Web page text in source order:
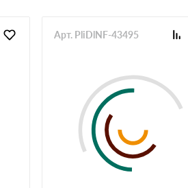
Арт. PliDlNF-43495